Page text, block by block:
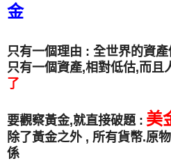
金
只有一個理由 : 全世界的資
只有一個資產,相對低估,而且
了
要觀察黃金,就直接破題 : 美
除了黃金之外 , 所有貨幣.原
係